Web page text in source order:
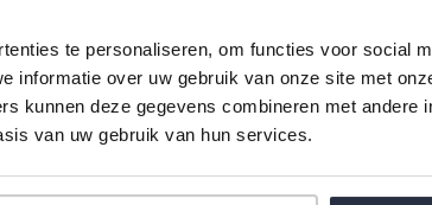
te personaliseren, om functies voor social
informatie over uw gebruik van onze site met
kunnen deze gegevens combineren met andere
van uw gebruik van hun services.
De wandelpromenade
Marbella tot aan San
bevinden zich
voorzieningen. Dit maakt
aantrekkelijk voor zowel